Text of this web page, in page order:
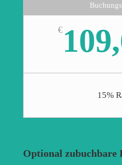
€
15%
Optional zubuchbare